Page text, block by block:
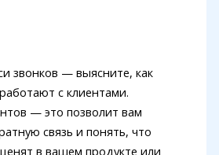
звонков — выясните, как
с клиентами.
— это позволит вам
связь и понять, что
в вашем продукте или